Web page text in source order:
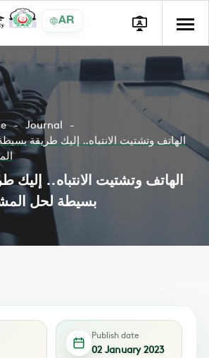
AR
Journal
الهاتف وتشتيت الانتباه.. إليك طريقة
الهاتف وتشتيت الانتباه.. إليك
بسيطة لحل
Publish date
02 January 2023